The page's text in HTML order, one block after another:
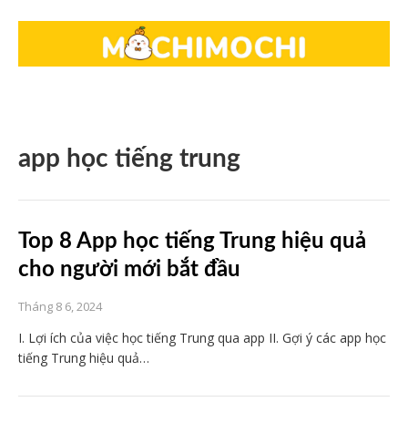
app học tiếng trung
Top 8 App học tiếng Trung hiệu quả
cho người mới bắt đầu
Tháng 8 6, 2024
I. Lợi ích của việc học tiếng Trung qua app II. Gợi ý các app học
tiếng Trung hiệu quả…